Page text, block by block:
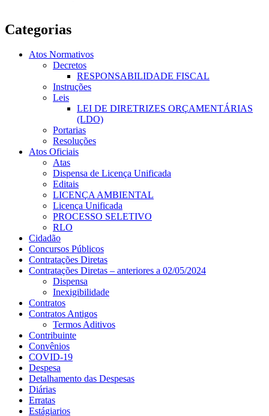
Categorias
Atos Normativos
Decretos
RESPONSABILIDADE FISCAL
Instruções
Leis
LEI DE DIRETRIZES ORÇAMENTÁRIAS
(LDO)
Portarias
Resoluções
Atos Oficiais
Atas
Dispensa de Licença Unificada
Editais
LICENÇA AMBIENTAL
Licença Unificada
PROCESSO SELETIVO
RLO
Cidadão
Concursos Públicos
Contratações Diretas
Contratações Diretas – anteriores a 02/05/2024
Dispensa
Inexigibilidade
Contratos
Contratos Antigos
Termos Aditivos
Contribuinte
Convênios
COVID-19
Despesa
Detalhamento das Despesas
Diárias
Erratas
Estágiarios